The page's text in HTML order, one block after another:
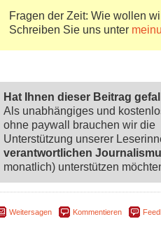
Fragen der Zeit: Wie wollen
Schreiben Sie uns unter
Hat Ihnen dieser Beitrag
Als unabhängiges und
ohne paywall brauchen wir die
Unterstützung unserer
verantwortlichen
monatlich) unterstützen
Weitersagen Kommentieren